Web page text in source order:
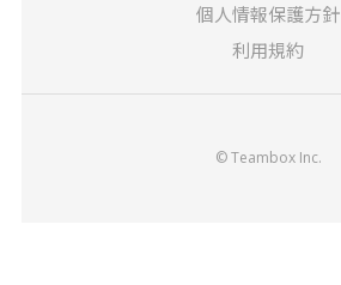
個人情報保護方針
利用規約
© Teambox Inc.